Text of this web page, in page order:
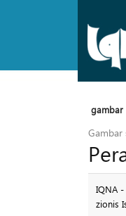
gambar
Gambar
IQNA
zionis